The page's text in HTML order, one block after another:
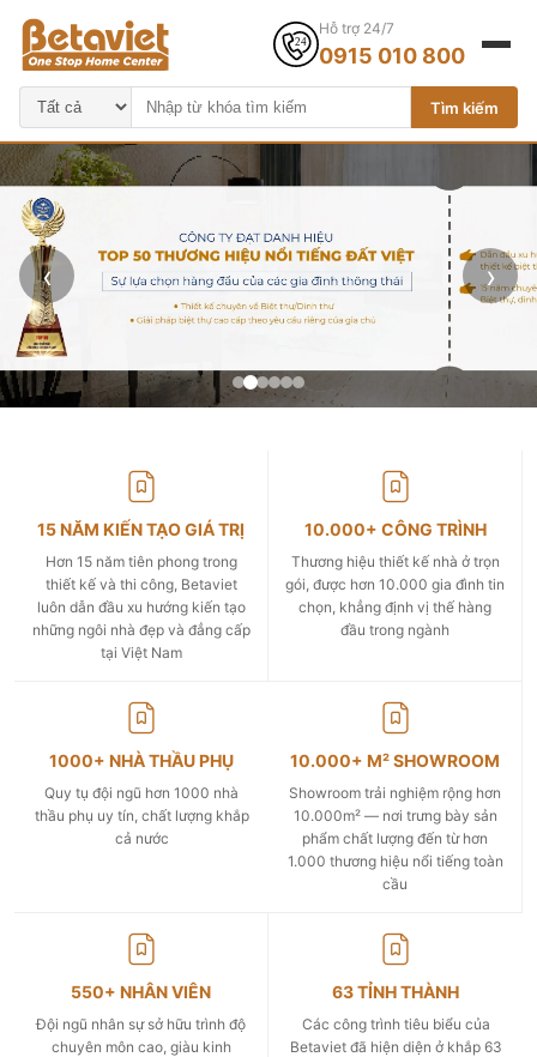
Tìm kiếm
Hỗ trợ 24/7
0915 010 800
‹ ›
15 NĂM KIẾN TẠO GIÁ TRỊ
Hơn 15 năm tiên phong trong
thiết kế và thi công, Betaviet
luôn dẫn đầu xu hướng kiến tạo
những ngôi nhà đẹp và đẳng cấp
tại Việt Nam
10.000+ CÔNG TRÌNH
Thương hiệu thiết kế nhà ở trọn
gói, được hơn 10.000 gia đình tin
chọn, khẳng định vị thế hàng
đầu trong ngành
1000+ NHÀ THẦU PHỤ
Quy tụ đội ngũ hơn 1000 nhà
thầu phụ uy tín, chất lượng khắp
cả nước
10.000+ M² SHOWROOM
Showroom trải nghiệm rộng hơn
10.000m² — nơi trưng bày sản
phẩm chất lượng đến từ hơn
1.000 thương hiệu nổi tiếng toàn
cầu
550+ NHÂN VIÊN
Đội ngũ nhân sự sở hữu trình độ
chuyên môn cao, giàu kinh
63 TỈNH THÀNH
Các công trình tiêu biểu của
Betaviet đã hiện diện ở khắp 63